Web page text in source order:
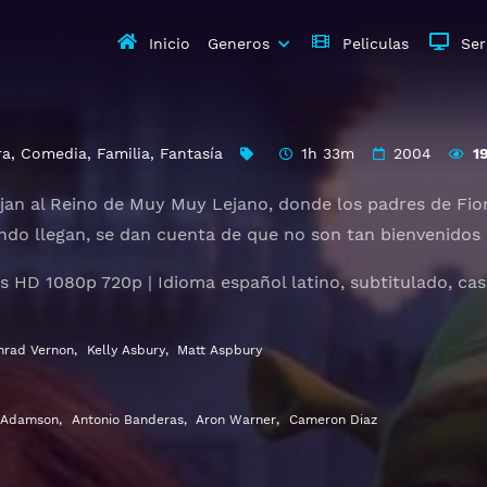
Inicio Generos Peliculas
, Comedia, Familia, Fantasía 1h 33m 2004
al Reino de Muy Muy Lejano, donde los padres de
llegan, se dan cuenta de que no son tan bienvenidos
HD 1080p 720p | Idioma español latino, subtitulado,
Vernon, Kelly Asbury, Matt Aspbury
, Antonio Banderas, Aron Warner, Cameron Diaz